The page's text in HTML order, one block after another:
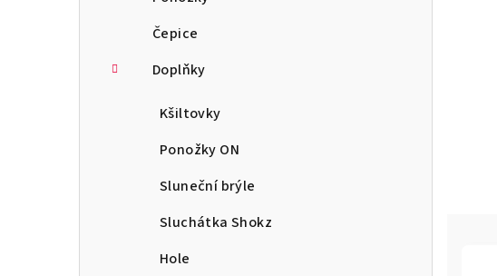
Čepice
Doplňky
Kšiltovky
Ponožky ON
Sluneční brýle
Sluchátka Shokz
Hole